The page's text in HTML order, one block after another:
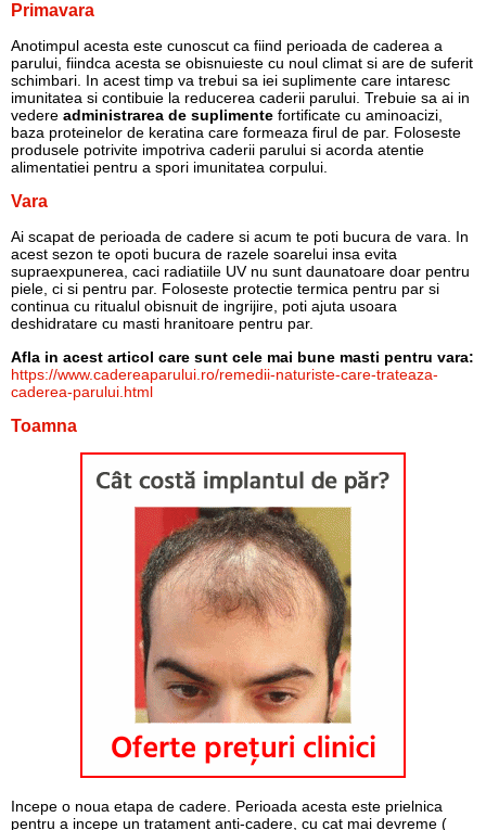
Primavara
Anotimpul acesta este cunoscut ca fiind perioada de caderea a
parului, fiindca acesta se obisnuieste cu noul climat si are de suferit
schimbari. In acest timp va trebui sa iei suplimente care intaresc
imunitatea si contibuie la reducerea caderii parului. Trebuie sa ai in
vedere administrarea de suplimente fortificate cu aminoacizi,
baza proteinelor de keratina care formeaza firul de par. Foloseste
produsele potrivite impotriva caderii parului si acorda atentie
alimentatiei pentru a spori imunitatea corpului.
Vara
Ai scapat de perioada de cadere si acum te poti bucura de vara. In
acest sezon te opoti bucura de razele soarelui insa evita
supraexpunerea, caci radiatiile UV nu sunt daunatoare doar pentru
piele, ci si pentru par. Foloseste protectie termica pentru par si
continua cu ritualul obisnuit de ingrijire, poti ajuta usoara
deshidratare cu masti hranitoare pentru par.
Afla in acest articol care sunt cele mai bune masti pentru vara:
https://www.cadereaparului.ro/remedii-naturiste-care-trateaza-
caderea-parului.html
Toamna
Incepe o noua etapa de cadere. Perioada acesta este prielnica
pentru a incepe un tratament anti-cadere, cu cat mai devreme (